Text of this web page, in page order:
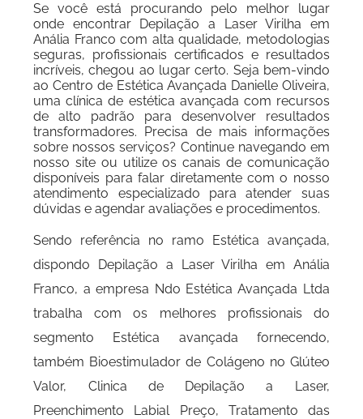
Se você está procurando pelo melhor lugar
onde encontrar Depilação a Laser Virilha em
Anália Franco com alta qualidade, metodologias
seguras, profissionais certificados e resultados
incríveis, chegou ao lugar certo. Seja bem-vindo
ao Centro de Estética Avançada Danielle Oliveira,
uma clínica de estética avançada com recursos
de alto padrão para desenvolver resultados
transformadores. Precisa de mais informações
sobre nossos serviços? Continue navegando em
nosso site ou utilize os canais de comunicação
disponíveis para falar diretamente com o nosso
atendimento especializado para atender suas
dúvidas e agendar avaliações e procedimentos.
Sendo referência no ramo Estética avançada,
dispondo Depilação a Laser Virilha em Anália
Franco, a empresa Ndo Estética Avançada Ltda
trabalha com os melhores profissionais do
segmento Estética avançada fornecendo,
também Bioestimulador de Colágeno no Glúteo
Valor, Clinica de Depilação a Laser,
Preenchimento Labial Preço, Tratamento das